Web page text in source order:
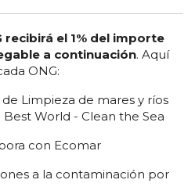
recibirá el 1% del importe
a continuación. Aquí
ONG:
Limpieza de mares y ríos
World - Clean the Sea
con Ecomar
a la contaminación por